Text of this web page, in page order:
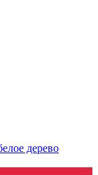
дерево